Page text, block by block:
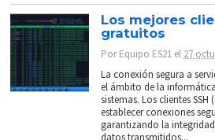
Los mejores
gratuitos
PorEquipo ES21 el 27
La conexión segura a
el ámbito de la
sistemas. Los clientes SSH
establecer conexiones
garantizando la
datos transmitidos...